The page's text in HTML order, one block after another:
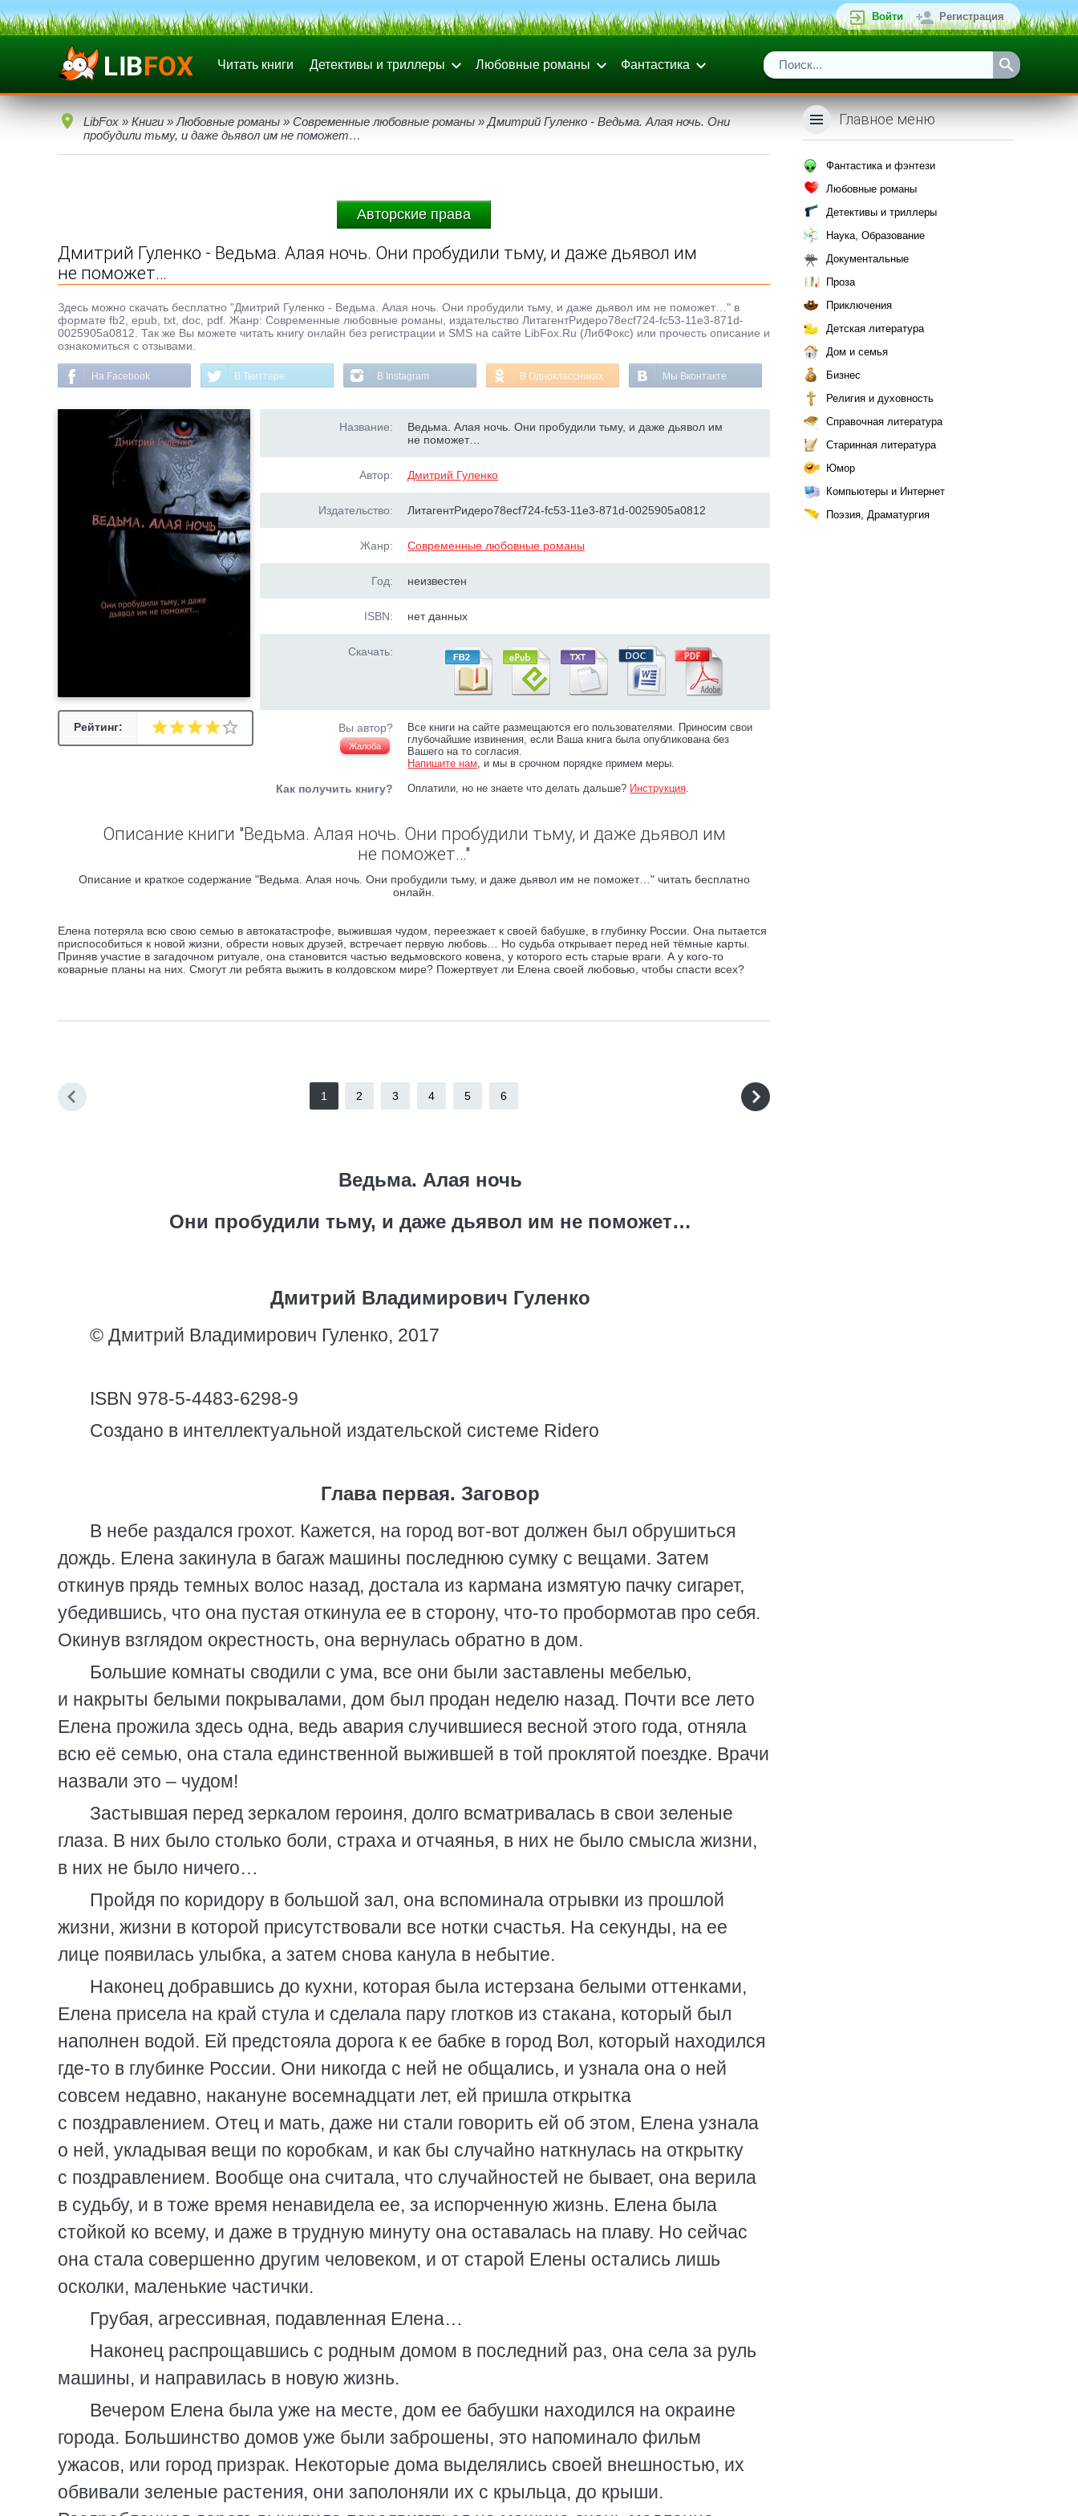
Войти Регистрация
Читать книги Детективы и триллеры Любовные романы Фантастика
LibFox » Книги » Любовные романы » Современные любовные романы » Дмитрий Гуленко - Ведьма. Алая ночь. Они
пробудили тьму, и даже дьявол им не поможет…
Авторские права
Дмитрий Гуленко - Ведьма. Алая ночь. Они пробудили тьму, и даже дьявол им
не поможет…
Здесь можно скачать бесплатно "Дмитрий Гуленко - Ведьма. Алая ночь. Они пробудили тьму, и даже дьявол им не поможет…" в
формате fb2, epub, txt, doc, pdf. Жанр: Современные любовные романы, издательство ЛитагентРидеро78ecf724-fc53-11e3-871d-
0025905a0812. Так же Вы можете читать книгу онлайн без регистрации и SMS на сайте LibFox.Ru (ЛибФокс) или прочесть описание и
ознакомиться с отзывами.
На Facebook В Твиттере В Instagram В Одноклассниках Мы Вконтакте
Рейтинг:
Название:
Ведьма. Алая ночь. Они пробудили тьму, и даже дьявол им
не поможет…
Автор: Дмитрий Гуленко
Издательство: ЛитагентРидеро78ecf724-fc53-11e3-871d-0025905a0812
Жанр: Современные любовные романы
Год: неизвестен
ISBN: нет данных
Скачать:
Вы автор?
Жалоба
Все книги на сайте размещаются его пользователями. Приносим свои
глубочайшие извинения, если Ваша книга была опубликована без
Вашего на то согласия.
Напишите нам, и мы в срочном порядке примем меры.
Как получить книгу? Оплатили, но не знаете что делать дальше? Инструкция.
Описание книги "Ведьма. Алая ночь. Они пробудили тьму, и даже дьявол им
не поможет…"
Описание и краткое содержание "Ведьма. Алая ночь. Они пробудили тьму, и даже дьявол им не поможет…" читать бесплатно
онлайн.
Елена потеряла всю свою семью в автокатастрофе, выжившая чудом, переезжает к своей бабушке, в глубинку России. Она пытается
приспособиться к новой жизни, обрести новых друзей, встречает первую любовь… Но судьба открывает перед ней тёмные карты.
Приняв участие в загадочном ритуале, она становится частью ведьмовского ковена, у которого есть старые враги. А у кого-то
коварные планы на них. Смогут ли ребята выжить в колдовском мире? Пожертвует ли Елена своей любовью, чтобы спасти всех?
1 2 3 4 5 6
Ведьма. Алая ночь
Они пробудили тьму, и даже дьявол им не поможет…
Дмитрий Владимирович Гуленко
© Дмитрий Владимирович Гуленко, 2017
ISBN 978-5-4483-6298-9
Создано в интеллектуальной издательской системе Ridero
Глава первая. Заговор
В небе раздался грохот. Кажется, на город вот-вот должен был обрушиться
дождь. Елена закинула в багаж машины последнюю сумку с вещами. Затем
откинув прядь темных волос назад, достала из кармана измятую пачку сигарет,
убедившись, что она пустая откинула ее в сторону, что-то пробормотав про себя.
Окинув взглядом окрестность, она вернулась обратно в дом.
Большие комнаты сводили с ума, все они были заставлены мебелью,
и накрыты белыми покрывалами, дом был продан неделю назад. Почти все лето
Елена прожила здесь одна, ведь авария случившиеся весной этого года, отняла
всю её семью, она стала единственной выжившей в той проклятой поездке. Врачи
назвали это – чудом!
Застывшая перед зеркалом героиня, долго всматривалась в свои зеленые
глаза. В них было столько боли, страха и отчаянья, в них не было смысла жизни,
в них не было ничего…
Пройдя по коридору в большой зал, она вспоминала отрывки из прошлой
жизни, жизни в которой присутствовали все нотки счастья. На секунды, на ее
лице появилась улыбка, а затем снова канула в небытие.
Наконец добравшись до кухни, которая была истерзана белыми оттенками,
Елена присела на край стула и сделала пару глотков из стакана, который был
наполнен водой. Ей предстояла дорога к ее бабке в город Вол, который находился
где-то в глубинке России. Они никогда с ней не общались, и узнала она о ней
совсем недавно, накануне восемнадцати лет, ей пришла открытка
с поздравлением. Отец и мать, даже ни стали говорить ей об этом, Елена узнала
о ней, укладывая вещи по коробкам, и как бы случайно наткнулась на открытку
с поздравлением. Вообще она считала, что случайностей не бывает, она верила
в судьбу, и в тоже время ненавидела ее, за испорченную жизнь. Елена была
стойкой ко всему, и даже в трудную минуту она оставалась на плаву. Но сейчас
она стала совершенно другим человеком, и от старой Елены остались лишь
осколки, маленькие частички.
Грубая, агрессивная, подавленная Елена…
Наконец распрощавшись с родным домом в последний раз, она села за руль
машины, и направилась в новую жизнь.
Вечером Елена была уже на месте, дом ее бабушки находился на окраине
города. Большинство домов уже были заброшены, это напоминало фильм
ужасов, или город призрак. Некоторые дома выделялись своей внешностью, их
обвивали зеленые растения, они заполоняли их с крыльца, до крыши.
Главное меню
Фантастика и фэнтези
Любовные романы
Детективы и триллеры
Наука, Образование
Документальные
Проза
Приключения
Детская литература
Дом и семья
Бизнес
Религия и духовность
Справочная литература
Старинная литература
Юмор
Компьютеры и Интернет
Поэзия, Драматургия